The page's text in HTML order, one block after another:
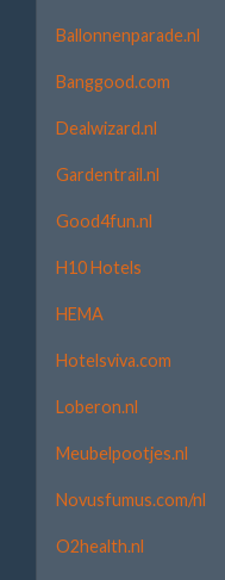
Ballonnenparade.nl
Banggood.com
Dealwizard.nl
Gardentrail.nl
Good4fun.nl
H10 Hotels
HEMA
Hotelsviva.com
Loberon.nl
Meubelpootjes.nl
Novusfumus.com/nl
O2health.nl